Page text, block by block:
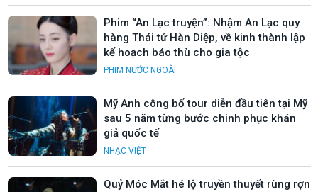
Phim “An Lạc truyện”: Nhậm An Lạc quy
hàng Thái tử Hàn Diệp, về kinh thành lập
kế hoạch báo thù cho gia tộc
PHIM NƯỚC NGOÀI
Mỹ Anh công bố tour diễn đầu tiên tại Mỹ
sau 5 năm từng bước chinh phục khán
giả quốc tế
NHẠC VIỆT
Quỷ Móc Mắt hé lộ truyền thuyết rùng rợn